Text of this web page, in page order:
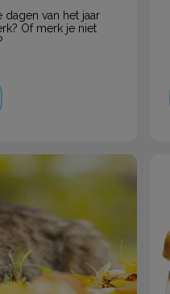
dagen van het jaar
Of merk je niet